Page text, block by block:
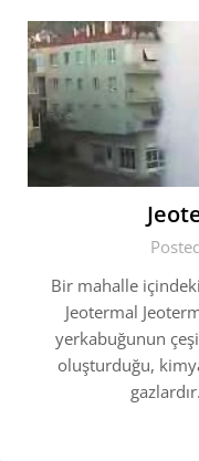
Bir mahalle
Jeotermal
yerkabuğunun
oluşturduğu,